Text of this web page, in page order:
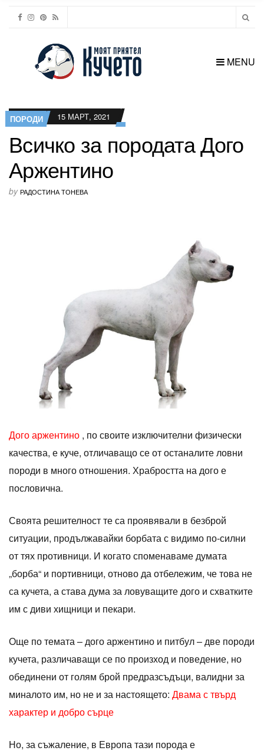
MENU
ПОРОДИ 15 МАРТ, 2021
Всичко за породата Дого
Аржентино
by РАДОСТИНА ТОНЕВА
Дого аржентино , по своите изключителни физически
качества, е куче, отличаващо се от останалите ловни
породи в много отношения. Храбростта на дого е
пословична.
Своята решителност те са проявявали в безброй
ситуации, продължавайки борбата с видимо по-силни
от тях противници. И когато споменаваме думата
„борба“ и портивници, отново да отбележим, че това не
са кучета, а става дума за ловуващите дого и схватките
им с диви хищници и пекари.
Още по темата – дого аржентино и питбул – две породи
кучета, различаващи се по произход и поведение, но
обединени от голям брой предразсъдъци, валидни за
миналото им, но не и за настоящето: Двама с твърд
характер и добро сърце
Но, за съжаление, в Европа тази порода е